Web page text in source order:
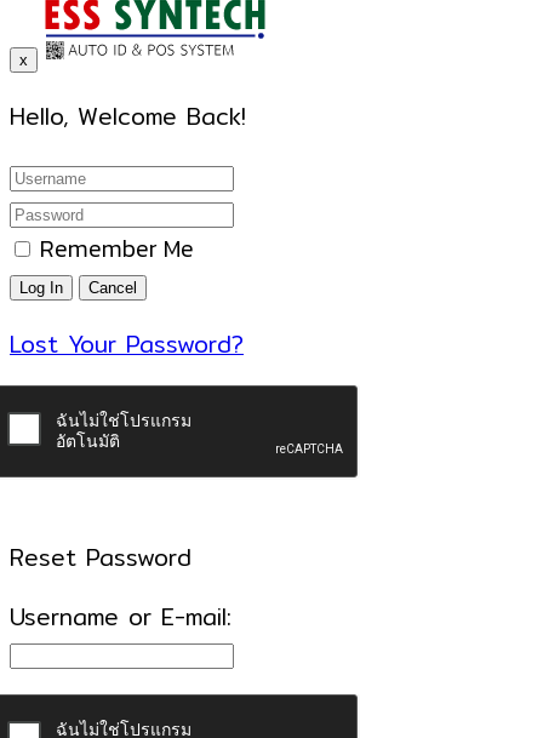
x
Hello, Welcome Back!
Remember Me
Lost Your Password?
Reset Password
Username or E-mail: